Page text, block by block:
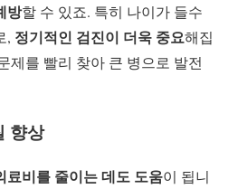
방할 수 있죠. 특히 나이가 들수
, 정기적인 검진이 더욱 중요해집
제를 빨리 찾아 큰 병으로 발전
향상
료비를 줄이는 데도 도움이 됩니